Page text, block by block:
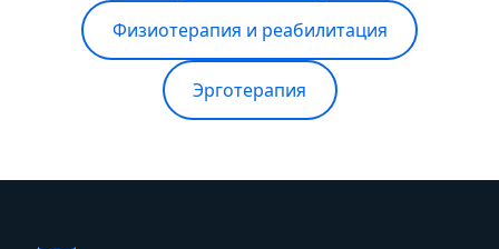
Физиотерапия и реабилитация
Эрготерапия